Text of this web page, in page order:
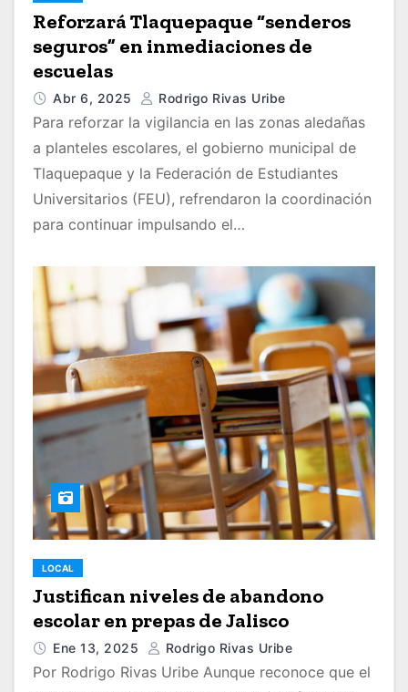
Reforzará Tlaquepaque “senderos
seguros” en inmediaciones de
escuelas
Abr 6, 2025 Rodrigo Rivas Uribe
Para reforzar la vigilancia en las zonas aledañas
a planteles escolares, el gobierno municipal de
Tlaquepaque y la Federación de Estudiantes
Universitarios (FEU), refrendaron la coordinación
para continuar impulsando el…
LOCAL
Justifican niveles de abandono
escolar en prepas de Jalisco
Ene 13, 2025 Rodrigo Rivas Uribe
Por Rodrigo Rivas Uribe Aunque reconoce que el